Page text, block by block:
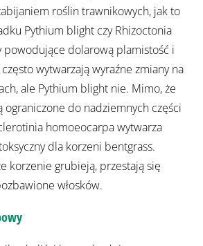
roślin trawnikowych, jak to
Pythium blight czy Rhizoctonia
powodujące dolarową plamistość i
wytwarzają wyraźne zmiany na
ale Pythium blight nie. Mimo, że
ograniczone do nadziemnych części
homoeocarpa wytwarza
dla korzeni bentgrass.
korzenie grubieją, przestają się
włosków.